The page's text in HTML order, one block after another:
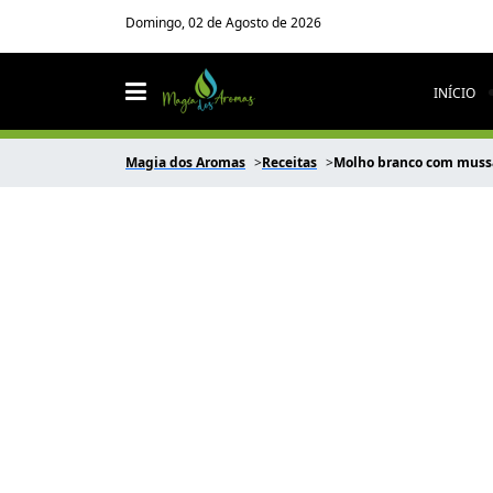
Domingo, 02 de Agosto de 2026
INÍCIO
Magia dos Aromas Receitas Molho branco com